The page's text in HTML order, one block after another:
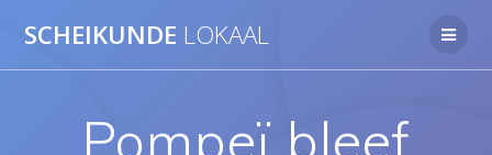
naar
SCHEIKUNDE LOKAAL
Pompeï bleef